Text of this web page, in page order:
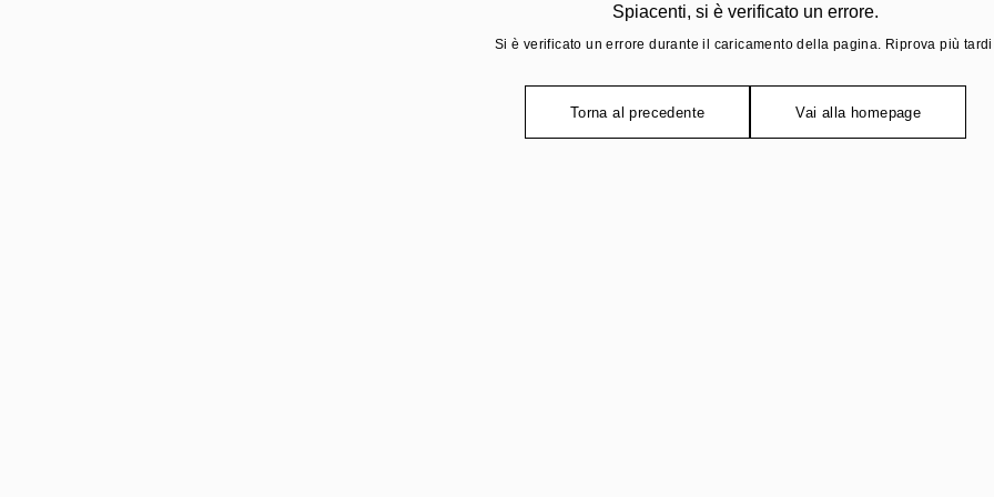
Spiacenti, si è verificato un errore.
Si è verificato un errore durante il caricamento della pagina. Riprova più
Torna al precedente Vai alla homepage